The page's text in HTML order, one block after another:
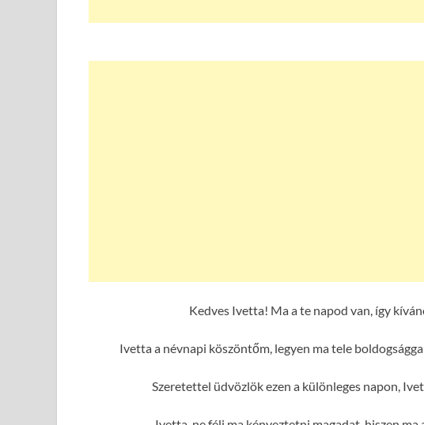
Kedves Ivetta! Ma a te napod van, így
Ivetta a névnapi köszöntőm, legyen ma tele
Szeretettel üdvözlök ezen a különleges napon,